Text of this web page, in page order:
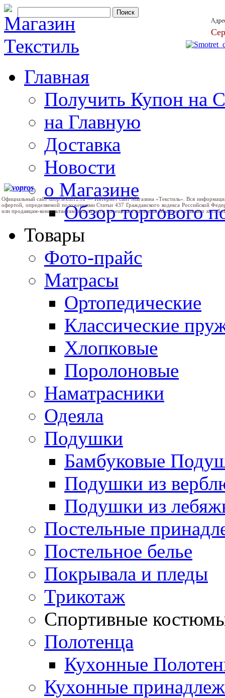
Главная
Получить Купон на
на Главную
Доставка
Новости
о Магазине
Обзор торгового
Товары
Фото-прайс
Матрасы
Ортопедические
Классические
Хлопковые
Поролоновые
Наматрасники
Одеяла
Подушки
Бамбуковые
Подушки из
Подушки из
Постельные
Постельное белье
Покрывала и пледы
Трикотаж
Спортивные
Полотенца
Кухонные
Кухонные
Официальный сайт shop.textil12.ru — Интернет сайт Магазина «Текстиль». Вся
офертой, определяемой положениями Статьи 437 Гражданского кодекса Российской
или продавцам-консультантам при личном посещении магазина. Магазин оставляет за